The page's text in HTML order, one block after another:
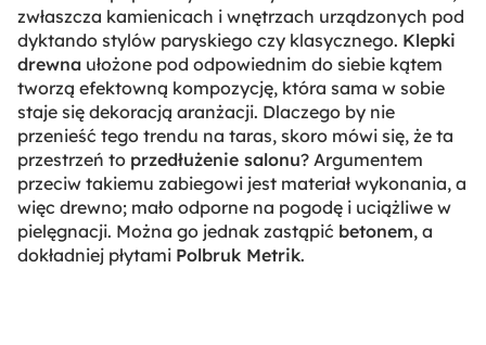
zwłaszcza kamienicach i wnętrzach urządzonych pod
dyktando stylów paryskiego czy klasycznego. Klepki
drewna ułożone pod odpowiednim do siebie kątem
tworzą efektowną kompozycję, która sama w sobie
staje się dekoracją aranżacji. Dlaczego by nie
przenieść tego trendu na taras, skoro mówi się, że ta
przestrzeń to przedłużenie salonu? Argumentem
przeciw takiemu zabiegowi jest materiał wykonania, a
więc drewno; mało odporne na pogodę i uciążliwe w
pielęgnacji. Można go jednak zastąpić betonem, a
dokładniej płytami Polbruk Metrik.